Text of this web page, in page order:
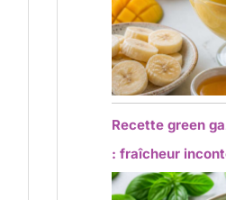
Recette green
: fraîcheur